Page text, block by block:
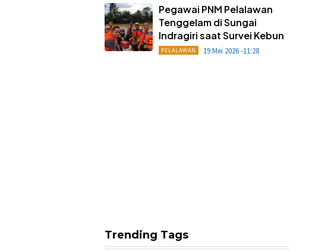
Pegawai PNM Pelalawan
Tenggelam di Sungai
Indragiri saat Survei Kebun
PELALAWAN 19 Mei 2026 -11:28
Trending Tags